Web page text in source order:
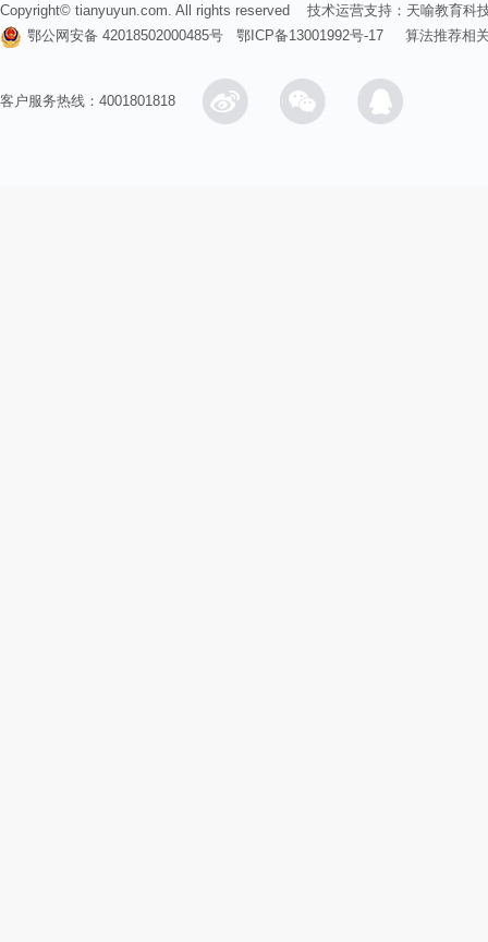
Copyright© tianyuyun.com. All rights reserved 技术运营支持： 天喻教育科
鄂公网安备 42018502000485号
鄂ICP备13001992号-17 算法推荐相
客户服务热线：4001801818